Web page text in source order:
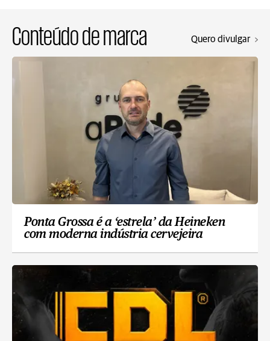
Conteúdo de marca Quero divulgar
Ponta Grossa é a ‘estrela’ da Heineken
com moderna indústria cervejeira